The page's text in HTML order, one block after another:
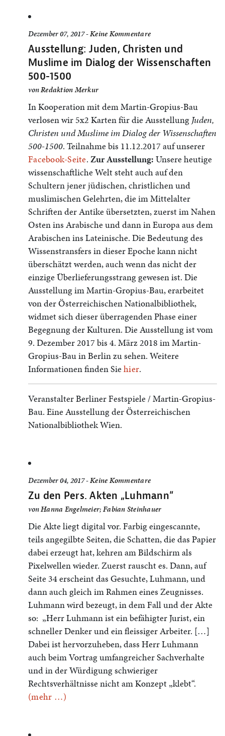
Dezember 07, 2017 -Keine Kommentare
Ausstellung: Juden, Christen und
Muslime im Dialog der Wissenschaften
500-1500
vonRedaktion Merkur
In Kooperation mit dem Martin-Gropius-Bau
verlosen wir 5x2 Karten für die Ausstellung Juden,
Christen und Muslime im Dialog der Wissenschaften
500-1500. Teilnahme bis 11.12.2017 auf unserer
Facebook-Seite. Zur Ausstellung: Unsere heutige
wissenschaftliche Welt steht auch auf den
Schultern jener jüdischen, christlichen und
muslimischen Gelehrten, die im Mittelalter
Schriften der Antike übersetzten, zuerst im Nahen
Osten ins Arabische und dann in Europa aus dem
Arabischen ins Lateinische. Die Bedeutung des
Wissenstransfers in dieser Epoche kann nicht
überschätzt werden, auch wenn das nicht der
einzige Überlieferungsstrang gewesen ist. Die
Ausstellung im Martin-Gropius-Bau, erarbeitet
von der Österreichischen Nationalbibliothek,
widmet sich dieser überragenden Phase einer
Begegnung der Kulturen. Die Ausstellung ist vom
9. Dezember 2017 bis 4. März 2018 im Martin-
Gropius-Bau in Berlin zu sehen. Weitere
Informationen finden Siehier.
VeranstalterBerliner Festspiele / Martin-Gropius-
Bau. Eine Ausstellung der Österreichischen
Nationalbibliothek Wien.
Dezember 04, 2017 -Keine Kommentare
Zu den Pers. Akten „Luhmann“
vonHanna Engelmeier; Fabian Steinhauer
Die Akte liegt digital vor. Farbig eingescannte,
teils angegilbte Seiten, die Schatten, die das Papier
dabei erzeugt hat, kehren am Bildschirm als
Pixelwellen wieder. Zuerst rauscht es. Dann, auf
Seite 34 erscheint das Gesuchte, Luhmann, und
dann auch gleich im Rahmen eines Zeugnisses.
Luhmann wird bezeugt, in dem Fall und der Akte
so: „Herr Luhmann ist ein befähigter Jurist, ein
schneller Denker und ein fleissiger Arbeiter. […]
Dabei ist hervorzuheben, dass Herr Luhmann
auch beim Vortrag umfangreicher Sachverhalte
und in der Würdigung schwieriger
Rechtsverhältnisse nicht am Konzept „klebt“.
(mehr …)